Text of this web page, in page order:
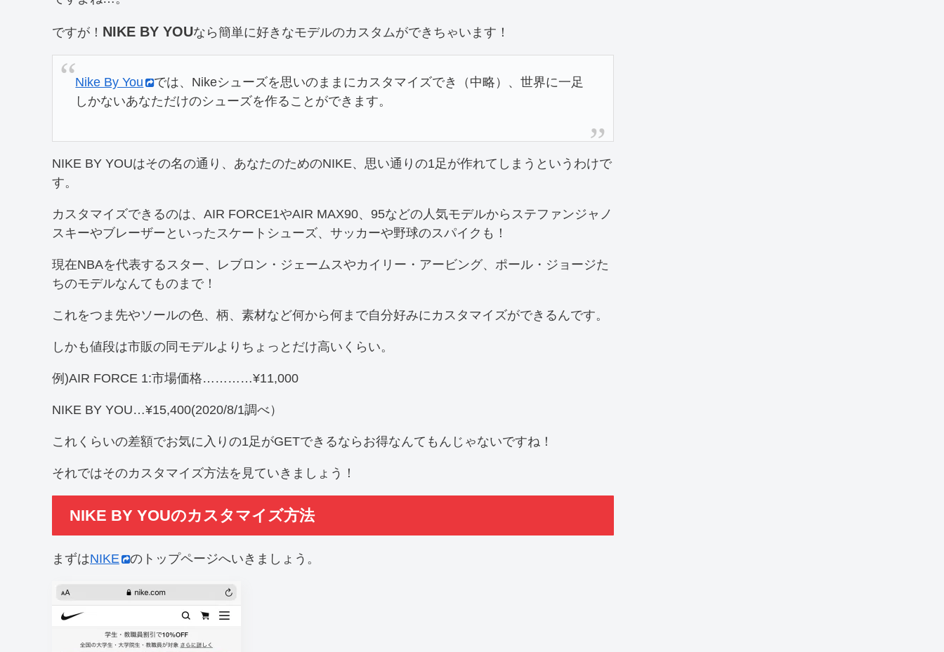
ですが！ NIKE BY YOUなら簡単に好きなモデルのカスタムができちゃいます！
Nike By You
では、Nikeシューズを思いのままにカスタマイズでき（中略）、世界に一足
しかないあなただけのシューズを作ることができます。
NIKE BY YOUはその名の通り、あなたのためのNIKE、思い通りの1足が作れてしまうというわけで
す。
カスタマイズできるのは、AIR FORCE1やAIR MAX90、95などの人気モデルからステファンジャノ
スキーやブレーザーといったスケートシューズ、サッカーや野球のスパイクも！
現在NBAを代表するスター、レブロン・ジェームスやカイリー・アービング、ポール・ジョージた
ちのモデルなんてものまで！
これをつま先やソールの色、柄、素材など何から何まで自分好みにカスタマイズができるんです。
しかも値段は市販の同モデルよりちょっとだけ高いくらい。
例)AIR FORCE 1:市場価格…………¥11,000
NIKE BY YOU…¥15,400(2020/8/1調べ）
これくらいの差額でお気に入りの1足がGETできるならお得なんてもんじゃないですね！
それではそのカスタマイズ方法を見ていきましょう！
NIKE BY YOUのカスタマイズ方法
まずはNIKE のトップページへいきましょう。